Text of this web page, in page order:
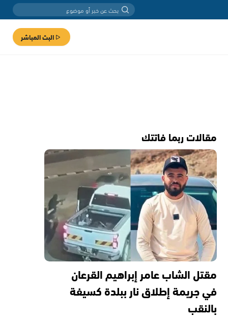
البث المباشر
مقالات ربما فاتتك
مقتل الشاب عامر إبراهيم القرعان
في جريمة إطلاق نار ببلدة كسيفة
بالنقب